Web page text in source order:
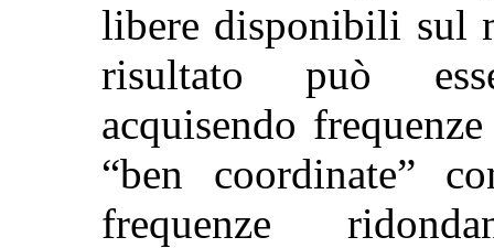
libere disponibili sul
risultato può
acquisendo
“ben coordinate”
frequenze